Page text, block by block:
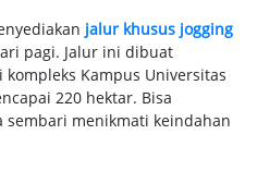
jalur khusus jogging
pagi. Jalur ini dibuat
Kampus Universitas
220 hektar. Bisa
menikmati keindahan